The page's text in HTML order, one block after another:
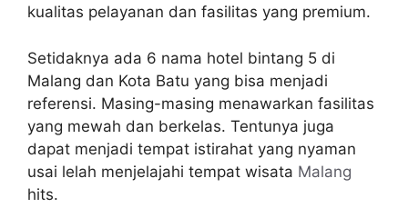
kualitas pelayanan dan fasilitas yang premium.
Setidaknya ada 6 nama hotel bintang 5 di
Malang dan Kota Batu yang bisa menjadi
referensi. Masing-masing menawarkan fasilitas
yang mewah dan berkelas. Tentunya juga
dapat menjadi tempat istirahat yang nyaman
usai lelah menjelajahi tempat wisata Malang
hits.